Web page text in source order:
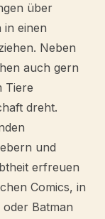
über
in einen
Neben
auch gern
Tiere
dreht.
und
erfreuen
Comics, in
Batman